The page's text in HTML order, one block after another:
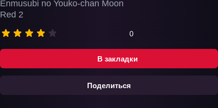
В закладки
Поделиться
Enmusubi no Youko-chan Moon
Red 2
0